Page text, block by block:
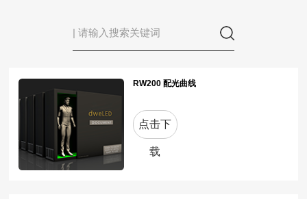
RW200 配光曲线
点击下
载